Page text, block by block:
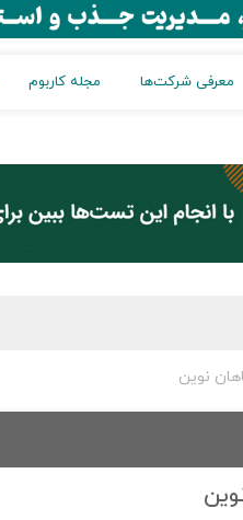
معرفی شرکت‌ها مجله کاربوم
نوین